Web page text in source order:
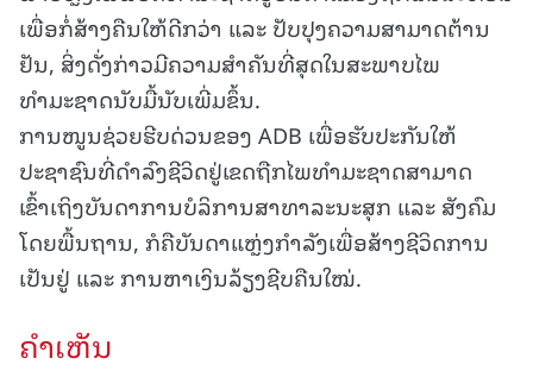
ເພື່ອກໍ່ສ້າງຄືນໃຫ້ດີກວ່າ ແລະ ປັບປຸງຄວາມສາມາດຕ້ານ
ຢັນ, ສິ່ງດັ່ງກ່າວມີຄວາມສຳຄັນທີ່ສຸດໃນສະພາບໄພ
ທຳມະຊາດນັບມື້ນັບເພີ່ມຂຶ້ນ.
ການໜູນຊ່ວຍຮີບດ່ວນຂອງ ADB ເພື່ອຮັບປະກັນໃຫ້
ປະຊາຊົນທີ່ດຳລົງຊີວິດຢູ່ເຂດຖືກໄພທຳມະຊາດສາມາດ
ເຂົ້າເຖິງບັນດາການບໍລິການສາທາລະນະສຸກ ແລະ ສັງຄົມ
ໂດຍພື້ນຖານ, ກໍຄືບັນດາແຫຼ່ງກຳລັງເພື່ອສ້າງຊີວິດການ
ເປັນຢູ່ ແລະ ການຫາເງິນລ້ຽງຊີບຄືນໃໝ່.
ຄໍາເຫັນ